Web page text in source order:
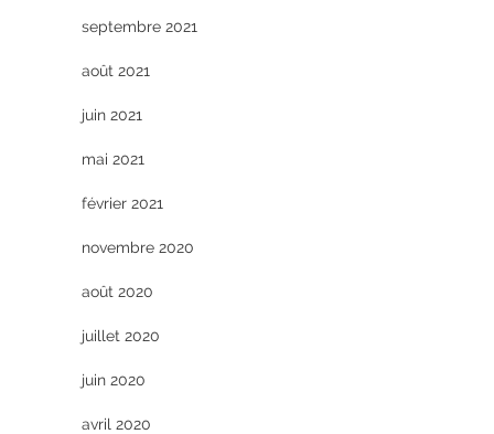
septembre 2021
août 2021
juin 2021
mai 2021
février 2021
novembre 2020
août 2020
juillet 2020
juin 2020
avril 2020